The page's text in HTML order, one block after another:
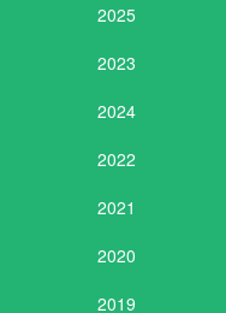
2025
2023
2024
2022
2021
2020
2019